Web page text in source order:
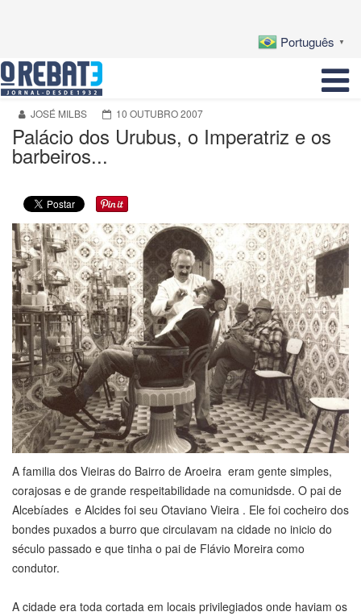
Português ▼
JOSÉ MILBS 10 OUTUBRO 2007
Palácio dos Urubus, o Imperatriz e os
barbeiros...
A familia dos Vieiras do Bairro de Aroeira eram gente simples,
corajosas e de grande respeitabilidade na comunidsde. O pai de
Alcebíades e Alcides foi seu Otaviano Vieira . Ele foi cocheiro dos
bondes puxados a burro que circulavam na cidade no inicio do
século passado e que tinha o pai de Flávio Moreira como
condutor.
A cidade era toda cortada em locais privilegiados onde haviam os